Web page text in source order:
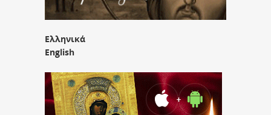
Ελληνικά
English